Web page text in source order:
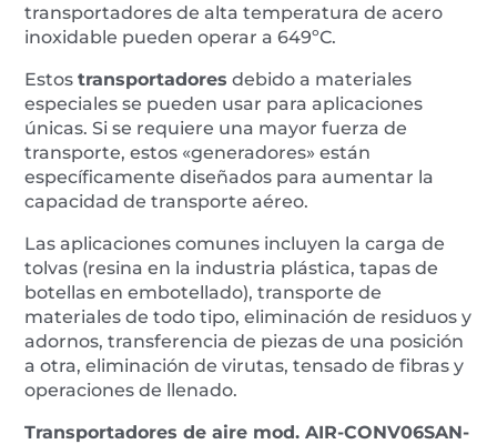
transportadores de alta temperatura de acero
inoxidable pueden operar a 649ºC.
Estostransportadores debido a materiales
especiales se pueden usar para aplicaciones
únicas. Si se requiere una mayor fuerza de
transporte, estos «generadores» están
específicamente diseñados para aumentar la
capacidad de transporte aéreo.
Las aplicaciones comunes incluyen la carga de
tolvas (resina en la industria plástica, tapas de
botellas en embotellado), transporte de
materiales de todo tipo, eliminación de residuos y
adornos, transferencia de piezas de una posición
a otra, eliminación de virutas, tensado de fibras y
operaciones de llenado.
Transportadores de aire mod. AIR-CONV06SAN-